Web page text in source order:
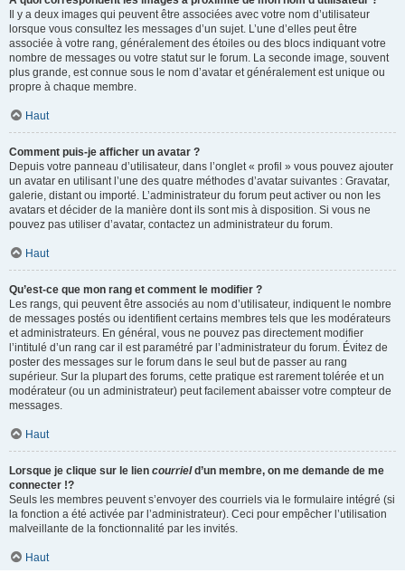
Il y a deux images qui peuvent être associées avec votre nom d’utilisateur
lorsque vous consultez les messages d’un sujet. L’une d’elles peut être
associée à votre rang, généralement des étoiles ou des blocs indiquant votre
nombre de messages ou votre statut sur le forum. La seconde image, souvent
plus grande, est connue sous le nom d’avatar et généralement est unique ou
propre à chaque membre.
Haut
Comment puis-je afficher un avatar ?
Depuis votre panneau d’utilisateur, dans l’onglet « profil » vous pouvez ajouter
un avatar en utilisant l’une des quatre méthodes d’avatar suivantes : Gravatar,
galerie, distant ou importé. L’administrateur du forum peut activer ou non les
avatars et décider de la manière dont ils sont mis à disposition. Si vous ne
pouvez pas utiliser d’avatar, contactez un administrateur du forum.
Haut
Qu’est-ce que mon rang et comment le modifier ?
Les rangs, qui peuvent être associés au nom d’utilisateur, indiquent le nombre
de messages postés ou identifient certains membres tels que les modérateurs
et administrateurs. En général, vous ne pouvez pas directement modifier
l’intitulé d’un rang car il est paramétré par l’administrateur du forum. Évitez de
poster des messages sur le forum dans le seul but de passer au rang
supérieur. Sur la plupart des forums, cette pratique est rarement tolérée et un
modérateur (ou un administrateur) peut facilement abaisser votre compteur de
messages.
Haut
Lorsque je clique sur le lien courrield’un membre, on me demande de me
connecter !?
Seuls les membres peuvent s’envoyer des courriels via le formulaire intégré (si
la fonction a été activée par l’administrateur). Ceci pour empêcher l’utilisation
malveillante de la fonctionnalité par les invités.
Haut